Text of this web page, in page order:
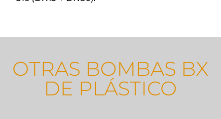
OTRAS BOMBAS BX
DE PLÁSTICO